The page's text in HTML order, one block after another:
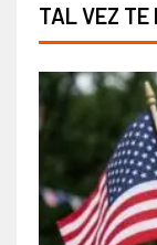
TAL VEZ TE